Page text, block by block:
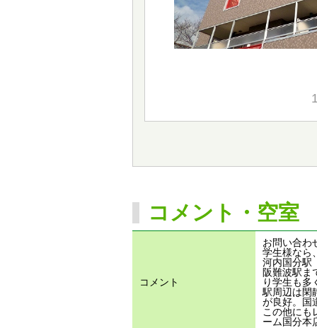
コメント・空室
コメント
お問い合
学生様な
河内国分駅
阪難波駅ま
り学生も多
駅周辺は閑
が良好。国
この他にも
ーム国分本